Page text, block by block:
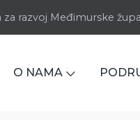
za razvoj Međimurske
O NAMA